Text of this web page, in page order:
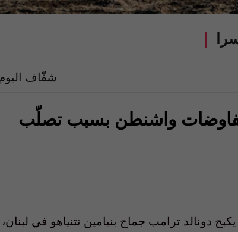
شفّاف
واشنطن بسبب تصلّب
ترامب جماح بنيامين نتنياهو في لبنان،